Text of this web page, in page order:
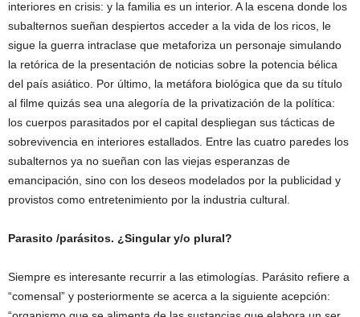
interiores en crisis: y la familia es un interior. A la escena donde los
subalternos sueñan despiertos acceder a la vida de los ricos, le
sigue la guerra intraclase que metaforiza un personaje simulando
la retórica de la presentación de noticias sobre la potencia bélica
del país asiático. Por último, la metáfora biológica que da su título
al filme quizás sea una alegoría de la privatización de la política:
los cuerpos parasitados por el capital despliegan sus tácticas de
sobrevivencia en interiores estallados. Entre las cuatro paredes los
subalternos ya no sueñan con las viejas esperanzas de
emancipación, sino con los deseos modelados por la publicidad y
provistos como entretenimiento por la industria cultural.
Parasito /parásitos. ¿Singular y/o plural?
Siempre es interesante recurrir a las etimologías. Parásito refiere a
“comensal” y posteriormente se acerca a la siguiente acepción: